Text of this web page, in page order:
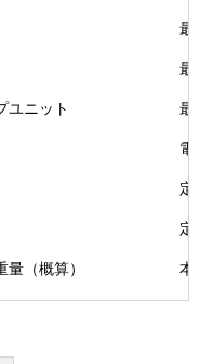
最
最
ユニット 最
電
定
定
量（概算） 本